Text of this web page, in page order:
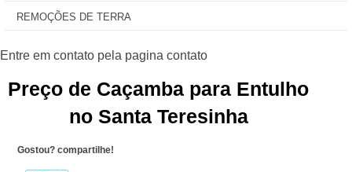
REMOÇÕES DE TERRA
Preço de Caçamba para Entulho
no Santa Teresinha
Gostou? compartilhe!